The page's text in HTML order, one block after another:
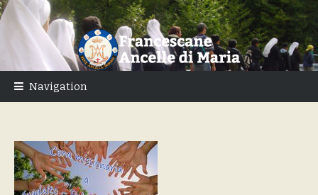
navigation
content
Navigation